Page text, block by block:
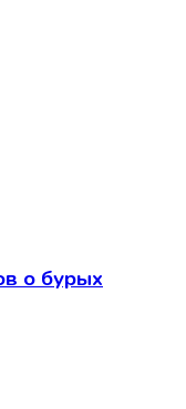
о бурых